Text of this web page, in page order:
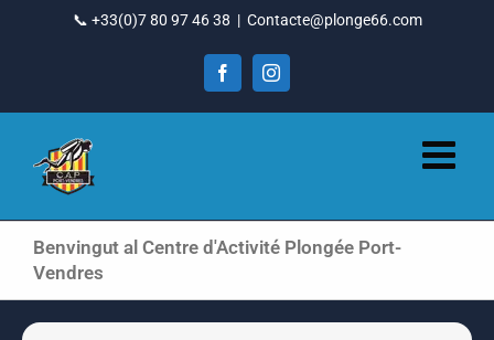
📞 +33(0)7 80 97 46 38 | Contacte@plonge66.com
FacebookInstagram
Benvingut al Centre d'Activité Plongée Port-
Vendres